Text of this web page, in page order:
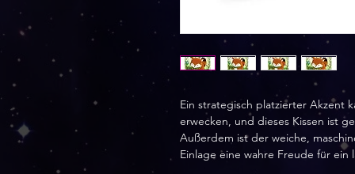
Ein strategisch platzierter Akzent
erwecken, und dieses Kissen ist
Außerdem ist der weiche,
Einlage eine wahre Freude für ein